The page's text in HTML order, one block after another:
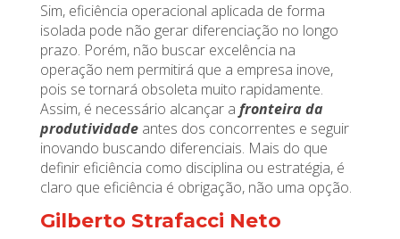
Sim, eficiência operacional aplicada de forma
isolada pode não gerar diferenciação no longo
prazo. Porém, não buscar excelência na
operação nem permitirá que a empresa inove,
pois se tornará obsoleta muito rapidamente.
Assim, é necessário alcançar a fronteira da
produtividade antes dos concorrentes e seguir
inovando buscando diferenciais. Mais do que
definir eficiência como disciplina ou estratégia, é
claro que eficiência é obrigação, não uma opção.
Gilberto Strafacci Neto